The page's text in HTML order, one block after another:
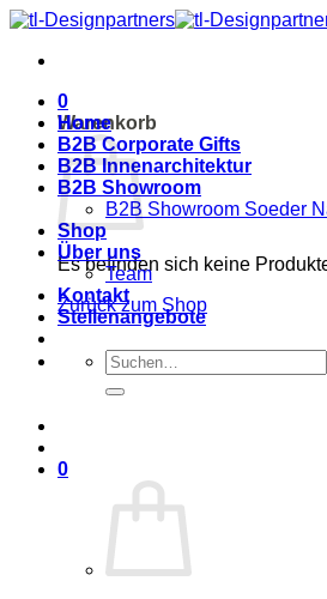
Zum
springen
0
Warenkorb
Es befinden sich keine
Zurück zum Shop
Home
B2B Corporate Gifts
B2B Innenarchitektur
B2B Showroom
B2B Showroom Soeder
Shop
Über uns
Team
Kontakt
Stellenangebote
Suche
nach:
0